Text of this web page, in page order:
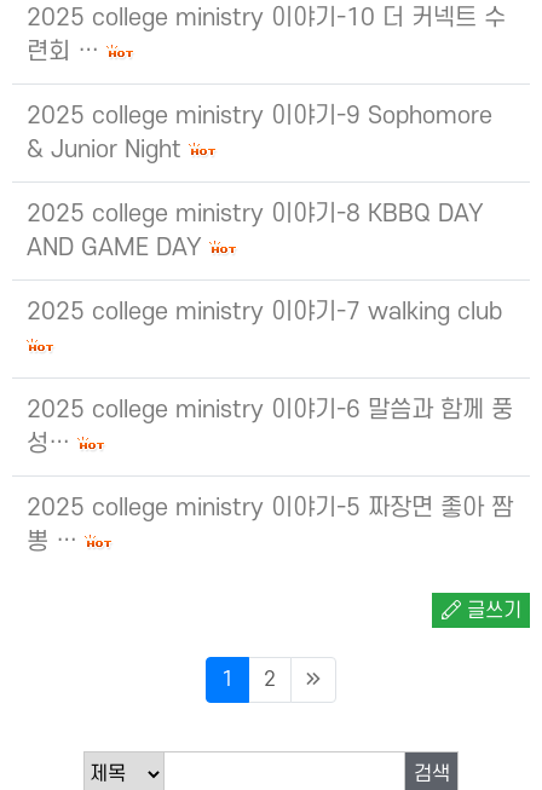
2025 college ministry 이야기-10 더 커넥트 수
련회 …
2025 college ministry 이야기-9 Sophomore
& Junior Night
2025 college ministry 이야기-8 KBBQ DAY
AND GAME DAY
2025 college ministry 이야기-7 walking club
2025 college ministry 이야기-6 말씀과 함께 풍
성…
2025 college ministry 이야기-5 짜장면 좋아 짬
뽕 …
글쓰기
1 2
검색